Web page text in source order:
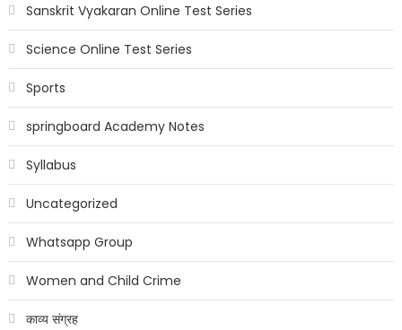
Sanskrit Vyakaran Online Test Series
Science Online Test Series
Sports
springboard Academy Notes
Syllabus
Uncategorized
Whatsapp Group
Women and Child Crime
काव्य संग्रह